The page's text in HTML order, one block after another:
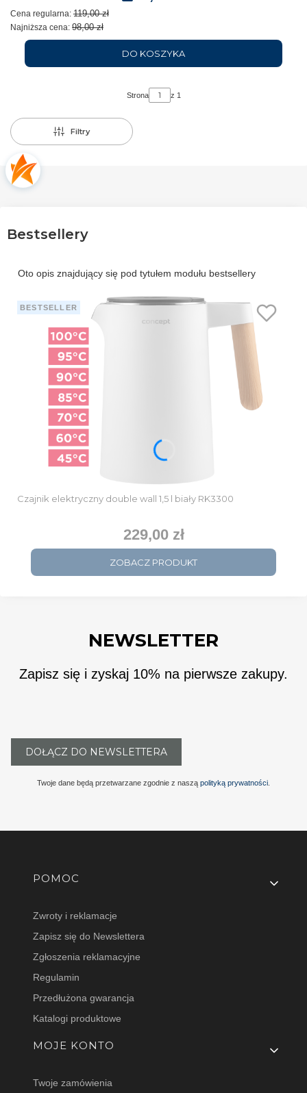
Cena regularna: 119,00 zł
Najniższa cena: 98,00 zł
DO KOSZYKA
Strona z 1
Filtry
Bestsellery
Oto opis znajdujący się pod tytułem modułu bestsellery
BESTSELLER
Czajnik elektryczny double wall 1,5 l biały RK3300
Cena
229,00 zł
ZOBACZ PRODUKT
NEWSLETTER
Zapisz się i zyskaj 10% na pierwsze zakupy.
DOŁĄCZ DO NEWSLETTERA
Twoje dane będą przetwarzane zgodnie z naszą polityką prywatności
Linki w stopce
POMOC
Zwroty i reklamacje
Zapisz się do Newslettera
Zgłoszenia reklamacyjne
Regulamin
Przedłużona gwarancja
Katalogi produktowe
MOJE KONTO
Twoje zamówienia